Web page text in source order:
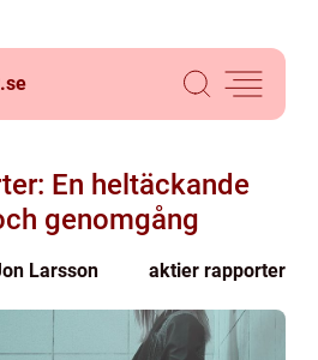
se
En heltäckande
genomgång
Larsson aktier rapporter